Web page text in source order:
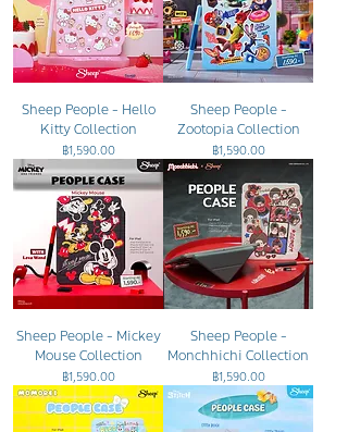
Sheep People - Hello
Kitty Collection
ราคา
฿1,590.00
Sheep People -
Zootopia Collection
ราคา
฿1,590.00
Sheep People - Mickey
Mouse Collection
ราคา
฿1,590.00
Sheep People -
Monchhichi Collection
ราคา
฿1,590.00